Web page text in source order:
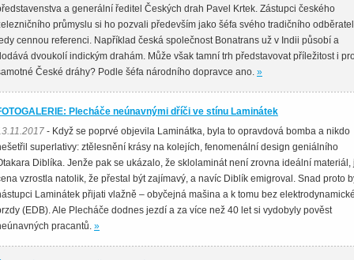
a generální ředitel Českých drah Pavel Krtek. Zástupci českého
průmyslu si ho pozvali především jako šéfa svého tradičního
cennou referenci. Například česká společnost Bonatrans už v Indii působí a
dvoukolí indickým drahám. Může však tamní trh představovat příležitost i
České dráhy? Podle šéfa národního dopravce ano. »
Plecháče neúnavnými dříči ve stínu Laminátek
- Když se poprvé objevila Laminátka, byla to opravdová bomba a nikdo
superlativy: ztělesnění krásy na kolejích, fenomenální design geniálního
Diblíka. Jenže pak se ukázalo, že sklolaminát není zrovna ideální materiál,
vzrostla natolik, že přestal být zajímavý, a navíc Diblík emigroval. Snad proto
Laminátek přijati vlažně – obyčejná mašina a k tomu bez elektrodynamické
(EDB). Ale Plecháče dodnes jezdí a za více než 40 let si vydobyly pověst
pracantů. »